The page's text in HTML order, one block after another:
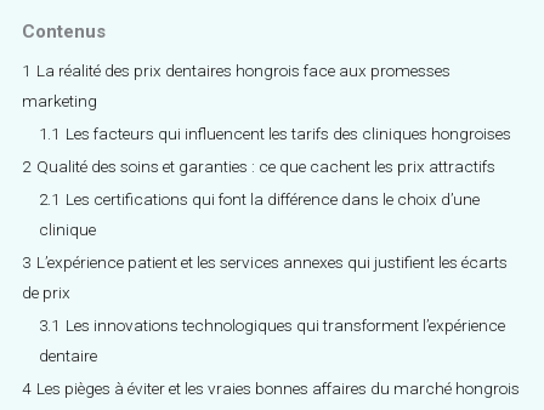
Contenus
1 La réalité des prix dentaires hongrois face aux promesses
marketing
1.1 Les facteurs qui influencent les tarifs des cliniques hongroises
2 Qualité des soins et garanties : ce que cachent les prix attractifs
2.1 Les certifications qui font la différence dans le choix d’une
clinique
3 L’expérience patient et les services annexes qui justifient les écarts
de prix
3.1 Les innovations technologiques qui transforment l’expérience
dentaire
4 Les pièges à éviter et les vraies bonnes affaires du marché hongrois